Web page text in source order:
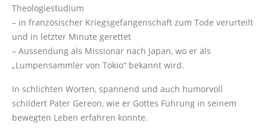
Theologiestudium
– in französischer Kriegsgefangenschaft zum Tode verurteilt
und in letzter Minute gerettet
– Aussendung als Missionar nach Japan, wo er als
„Lumpensammler von Tokio“ bekannt wird.
In schlichten Worten, spannend und auch humorvoll
schildert Pater Gereon, wie er Gottes Führung in seinem
bewegten Leben erfahren konnte.